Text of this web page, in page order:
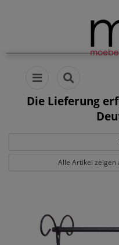
Die Lieferung
Alle Artikel zeigen